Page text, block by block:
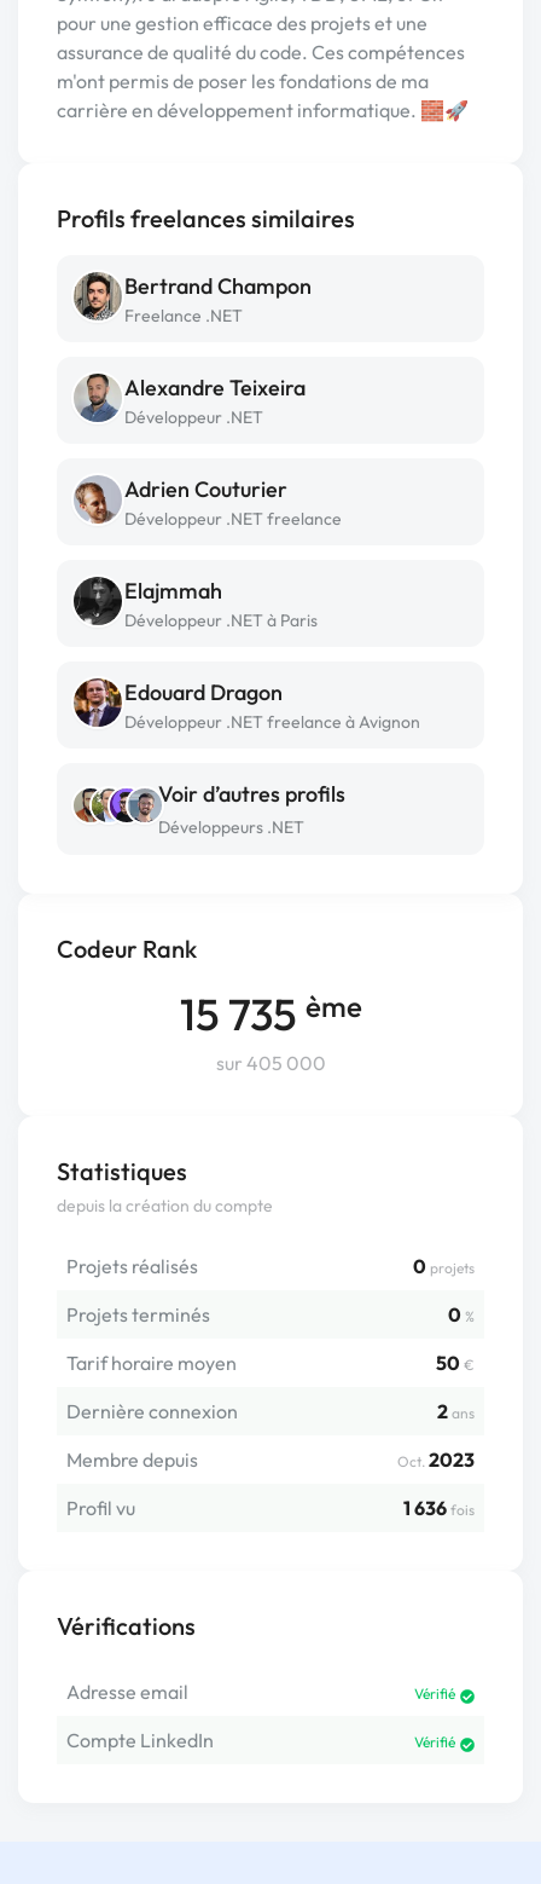
Codeur Rank
15 735 ème
sur 405 000
Statistiques
depuis la création du compte
Projets réalisés 0 projets
Projets terminés 0 %
Tarif horaire moyen 50 €
Dernière connexion 2 ans
Membre depuis Oct. 2023
Profil vu
1 636 fois
Vérifications
Adresse email Vérifié
Compte LinkedIn Vérifié
pour une gestion efficace des projets et une
assurance de qualité du code. Ces compétences
m'ont permis de poser les fondations de ma
carrière en développement informatique. 🧱🚀
Profils freelances similaires
Bertrand Champon
Freelance .NET
Alexandre Teixeira
Développeur .NET
Adrien Couturier
Développeur .NET freelance
Elajmmah
Développeur .NET à Paris
Edouard Dragon
Développeur .NET freelance à Avignon
Voir d’autres profils
Développeurs .NET